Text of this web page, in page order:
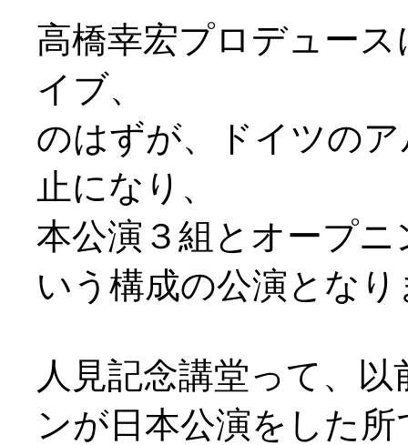
高橋幸宏プロデュー
イブ、
のはずが、ドイツの
止になり、
本公演３組とオープ
いう構成の公演とな
人見記念講堂って、
ンが日本公演をした所